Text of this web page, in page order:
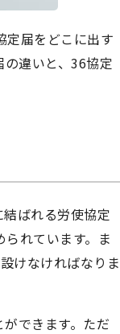
定届をどこに出す
違いと、36協定
ばれる労使協定
れています。ま
けなければなりま
できます。ただ